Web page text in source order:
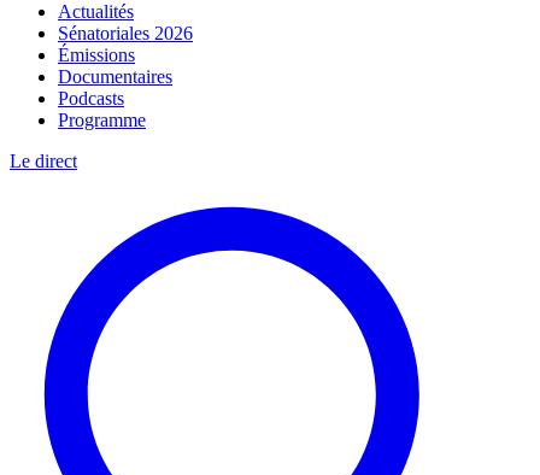
Actualités
Sénatoriales 2026
Émissions
Documentaires
Podcasts
Programme
Le direct